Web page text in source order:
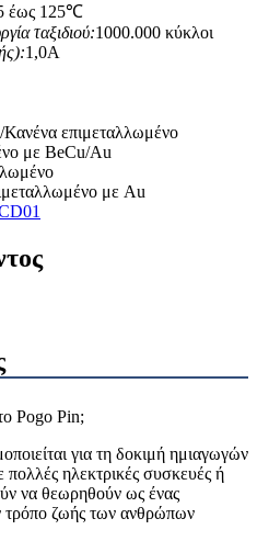
έως 125℃
ταξιδιού:1000.000 κύκλοι
1,0Α
επιμεταλλωμένο
με BeCu/Au
με Au
Pogo Pin;
για τη δοκιμή ημιαγωγών
ηλεκτρικές συσκευές ή
να θεωρηθούν ως ένας
ζωής των ανθρώπων